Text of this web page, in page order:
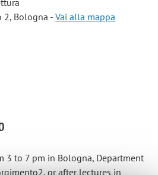
2, Bologna -Vai alla mappa
3 to 7 pm in Bologna, Department
or after lectures in